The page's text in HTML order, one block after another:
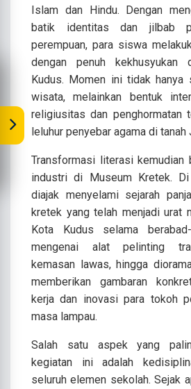
Islam dan Hindu. Dengan
batik identitas dan jilbab
perempuan, para siswa
dengan penuh kekhusyukan
Kudus. Momen ini tidak hanya
wisata, melainkan bentuk
religiusitas dan penghormatan
leluhur penyebar agama di tanah
Transformasi literasi kemudian
industri di Museum Kretek.
diajak menyelami sejarah
kretek yang telah menjadi urat
Kota Kudus selama
mengenai alat pelinting
kemasan lawas, hingga
memberikan gambaran
kerja dan inovasi para tokoh
masa lampau.
Salah satu aspek yang
kegiatan ini adalah
seluruh elemen sekolah. Sejak